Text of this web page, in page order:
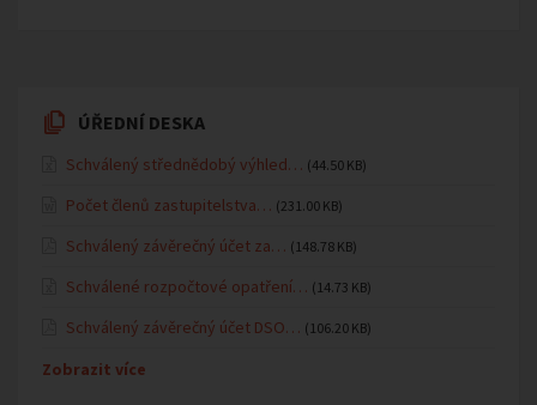
ÚŘEDNÍ DESKA
Schválený střednědobý výhled… (44.50 KB)
Počet členů zastupitelstva… (231.00 KB)
Schválený závěrečný účet za… (148.78 KB)
Schválené rozpočtové opatření… (14.73 KB)
Schválený závěrečný účet DSO… (106.20 KB)
Zobrazit více